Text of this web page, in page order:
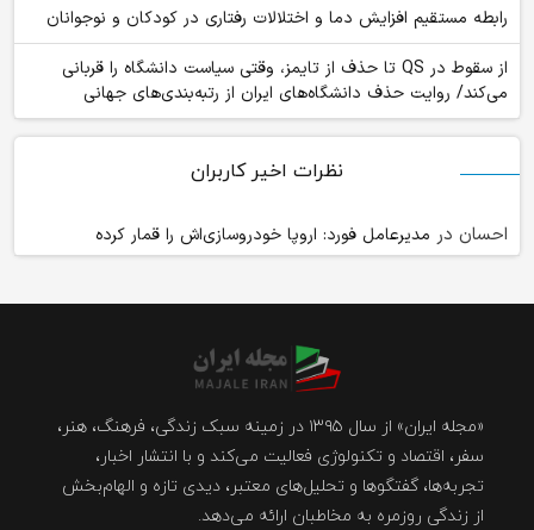
رابطه مستقیم افزایش دما و اختلالات رفتاری در کودکان و نوجوانان
از سقوط در QS تا حذف از تایمز، وقتی سیاست دانشگاه را قربانی
می‌کند/ روایت حذف دانشگاه‌های ایران از رتبه‌بندی‌های جهانی
نظرات اخیر کاربران
احسان در مدیرعامل فورد: اروپا خودروسازی‌اش را قمار کرده
«مجله ایران» از سال ۱۳۹۵ در زمینه سبک زندگی، فرهنگ، هنر،
سفر، اقتصاد و تکنولوژی فعالیت می‌کند و با انتشار اخبار،
تجربه‌ها، گفتگوها و تحلیل‌های معتبر، دیدی تازه و الهام‌بخش
از زندگی روزمره به مخاطبان ارائه می‌دهد.